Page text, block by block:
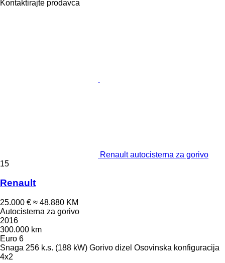
Kontaktirajte prodavca
Renault autocisterna za gorivo
15
Renault
25.000 € ≈ 48.880 KM
Autocisterna za gorivo
2016
300.000 km
Euro 6
Snaga 256 k.s. (188 kW) Gorivo dizel Osovinska konfiguracija
4x2